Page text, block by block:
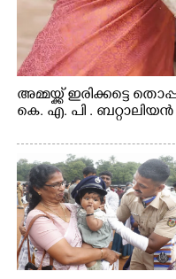
അമ്മയ്ക്ക് ഇരിക്കട്ടെ
കെ. എ. പി .